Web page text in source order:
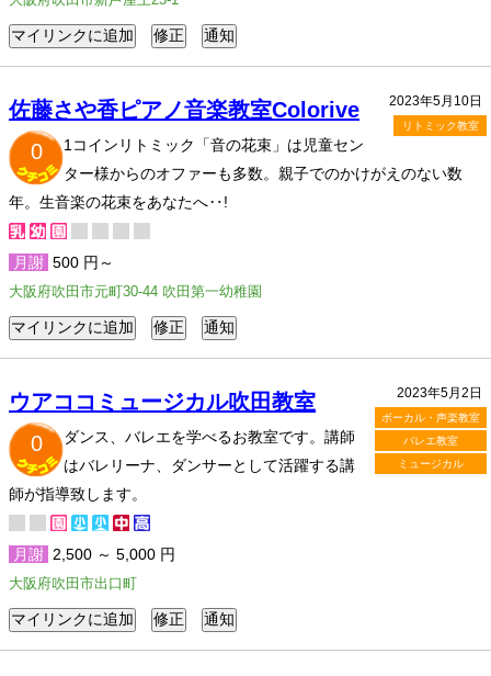
2023年5月10日
リトミック教室
佐藤さや香ピアノ音楽教室Colorive
0
1コインリトミック「音の花束」は児童セン
ター様からのオファーも多数。親子でのかけがえのない数
年。生音楽の花束をあなたへ‥!
月謝 500 円～
大阪府吹田市元町30-44 吹田第一幼稚園
2023年5月2日
ボーカル・声楽教室
バレエ教室
ミュージカル
ウアココミュージカル吹田教室
0
ダンス、バレエを学べるお教室です。講師
はバレリーナ、ダンサーとして活躍する講
師が指導致します。
月謝 2,500 ～ 5,000 円
大阪府吹田市出口町